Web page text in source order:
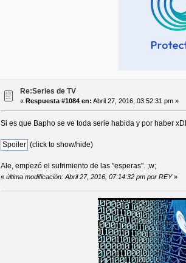
Re:Series de TV
« Respuesta #1084 en: Abril 27, 2016, 03:52:31 pm »
Si es que Bapho se ve toda serie habida y por haber
(click to show/hide)
Ale, empezó el sufrimiento de las "esperas". ;w;
« última modificación: Abril 27, 2016, 07:14:32 pm por REY»